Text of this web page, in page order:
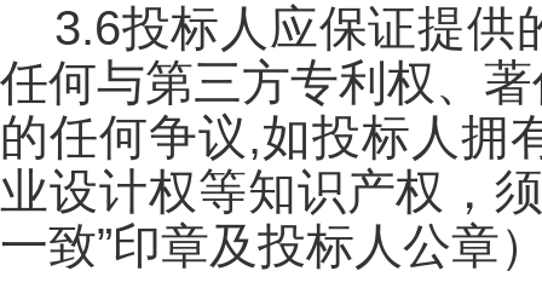
3.6投标人应保证提供
任何与第三方专利权、
的任何争议,如投标人拥
业设计权等知识产权，
一致”印章及投标人公章